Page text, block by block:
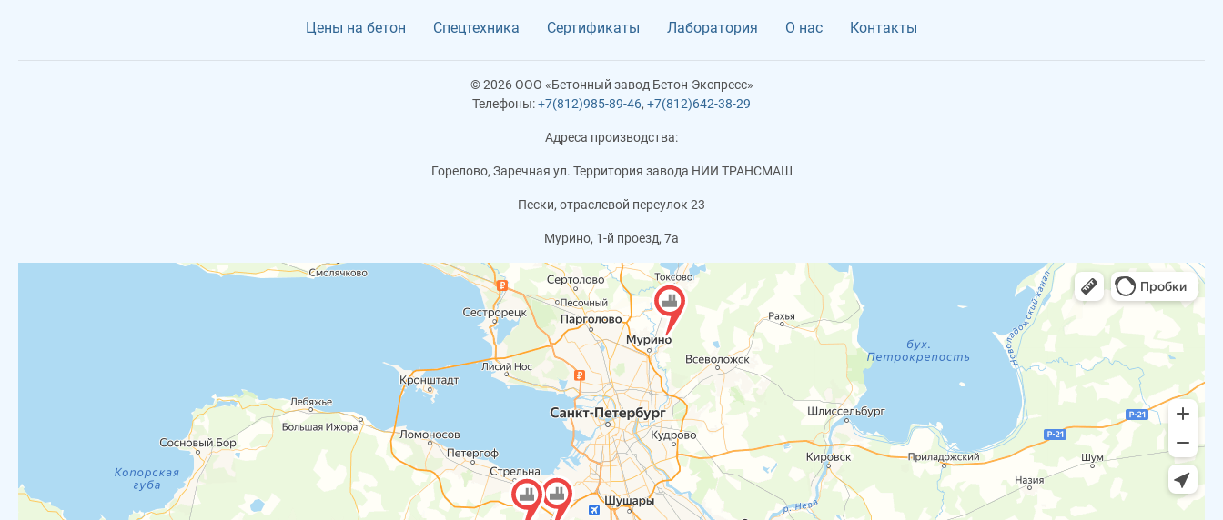
Цены на бетон Спецтехника Сертификаты Лаборатория О нас Контакты
© 2026 ООО «Бетонный завод Бетон-Экспресс»
Телефоны:+7(812)985-89-46, +7(812)642-38-29
Адреса производства:
Горелово, Заречная ул. Территория завода НИИ ТРАНСМАШ
Пески, отраслевой переулок 23
Мурино, 1-й проезд, 7а